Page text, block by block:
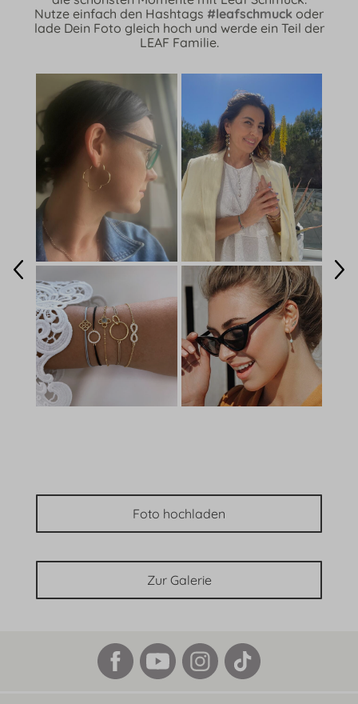
Nutze einfach den Hashtags #leafschmuck oder
lade Dein Foto gleich hoch und werde ein Teil der
LEAF Familie.
Foto hochladen
Zur Galerie